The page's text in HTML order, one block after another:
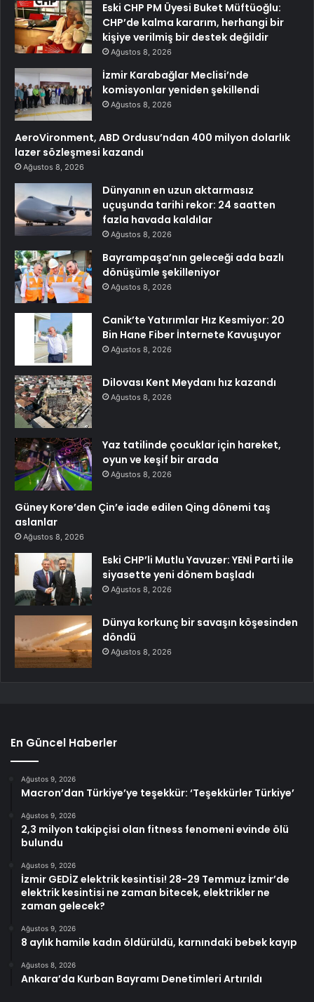
Eski CHP PM Üyesi Buket Müftüoğlu:
CHP’de kalma kararım, herhangi bir
kişiye verilmiş bir destek değildir
Ağustos 8, 2026
İzmir Karabağlar Meclisi’nde
komisyonlar yeniden şekillendi
Ağustos 8, 2026
AeroVironment, ABD Ordusu’ndan 400 milyon dolarlık
lazer sözleşmesi kazandı
Ağustos 8, 2026
Dünyanın en uzun aktarmasız
uçuşunda tarihi rekor: 24 saatten
fazla havada kaldılar
Ağustos 8, 2026
Bayrampaşa’nın geleceği ada bazlı
dönüşümle şekilleniyor
Ağustos 8, 2026
Canik’te Yatırımlar Hız Kesmiyor: 20
Bin Hane Fiber İnternete Kavuşuyor
Ağustos 8, 2026
Dilovası Kent Meydanı hız kazandı
Ağustos 8, 2026
Yaz tatilinde çocuklar için hareket,
oyun ve keşif bir arada
Ağustos 8, 2026
Güney Kore’den Çin’e iade edilen Qing dönemi taş
aslanlar
Ağustos 8, 2026
Eski CHP’li Mutlu Yavuzer: YENİ Parti ile
siyasette yeni dönem başladı
Ağustos 8, 2026
Dünya korkunç bir savaşın köşesinden
döndü
Ağustos 8, 2026
En Güncel Haberler
Ağustos 9, 2026
Macron’dan Türkiye’ye teşekkür: ‘Teşekkürler Türkiye’
Ağustos 9, 2026
2,3 milyon takipçisi olan fitness fenomeni evinde ölü
bulundu
Ağustos 9, 2026
İzmir GEDİZ elektrik kesintisi! 28-29 Temmuz İzmir’de
elektrik kesintisi ne zaman bitecek, elektrikler ne
zaman gelecek?
Ağustos 9, 2026
8 aylık hamile kadın öldürüldü, karnındaki bebek kayıp
Ağustos 8, 2026
Ankara’da Kurban Bayramı Denetimleri Artırıldı